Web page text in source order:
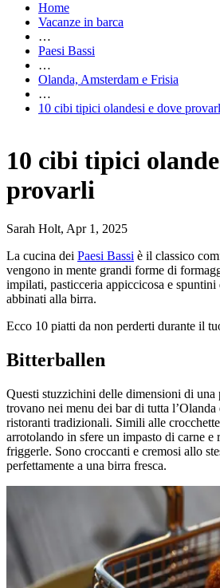
Home
Vacanze in barca
…
Paesi Bassi
…
Olanda, Amsterdam e Frisia
…
10 cibi tipici olandesi e dove
10 cibi tipici
provarli
Sarah Holt, Apr 1, 2025
La cucina dei Paesi Bassi è il classico
vengono in mente grandi forme di
impilati, pasticceria appiccicosa e spuntini
abbinati alla birra.
Ecco 10 piatti da non perderti durante il
Bitterballen
Questi stuzzichini delle dimensioni di una
trovano nei menu dei bar di tutta
ristoranti tradizionali. Simili alle
arrotolando in sfere un impasto di carne
friggerle. Sono croccanti e cremosi allo
perfettamente a una birra fresca.